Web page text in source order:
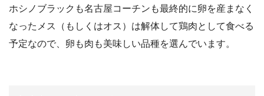
ホシノブラックも名古屋コーチンも最終的に卵を産まなく
なったメス（もしくはオス）は解体して鶏肉として食べる
予定なので、卵も肉も美味しい品種を選んでいます。